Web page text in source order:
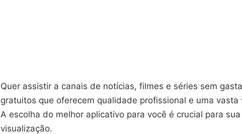
Quer assistir a canais de notícias, filmes e séries sem
gratuitos que oferecem qualidade profissional e uma
A escolha do melhor aplicativo para você é crucial para
visualização.